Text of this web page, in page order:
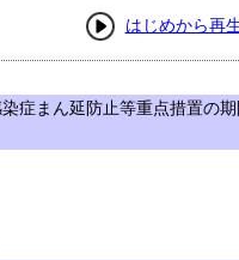
はじめから再
症まん延防止等重点措置の